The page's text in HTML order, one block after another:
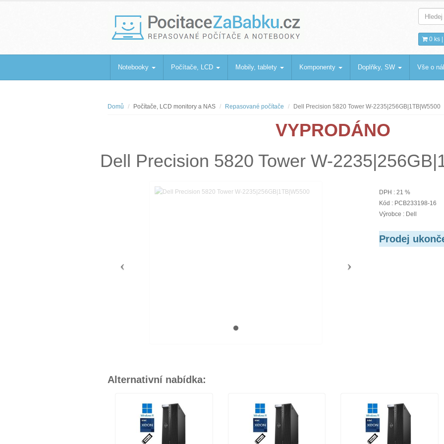
PocitaceZaBabku.cz
Repasované počítače a notebooky 0 ks |
Notebooky Počítače, LCD Mobily, tablety Komponenty Doplňky, SW Vše o
Domů Počítače, LCD monitory a NAS Repasované počítače Dell Precision 5820 Tower W-2235|256GB|1TB|W5500
VYPRODÁNO
Dell Precision 5820 Tower W-
DPH : 21 %
Kód : PCB233198-16
Výrobce : Dell
Prodej
Alternativní nabídka: